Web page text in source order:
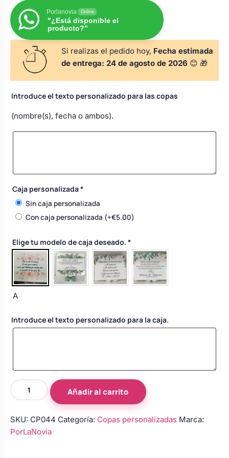
para arras
alianzas
damas de honor
bebé boda
floral coche
Perchas de comunión
personalizadas
Rasca y Gana para Comunión:
Sorpresas y Diversión
Bolsos personalizados
Neceseres personalizados
Otros regalos
Ver todo
Porlanovia Online
"¿Está disponible el
producto?"
Si realizas el pedido hoy, Fecha estimada
de entrega: 24 de agosto de 2026 😊 🎁
Introduce el texto personalizado para las copas
(nombre(s), fecha o ambos).
Caja personalizada*
Sin caja personalizada
Con caja personalizada (+€5.00)
Elige tu modelo de caja deseado. *
A
Introduce el texto personalizado para la caja.
personalizadas
en
Añadir al carrito
SKU: CP044 Categoría: Copas personalizadas Marca:
PorLaNovia